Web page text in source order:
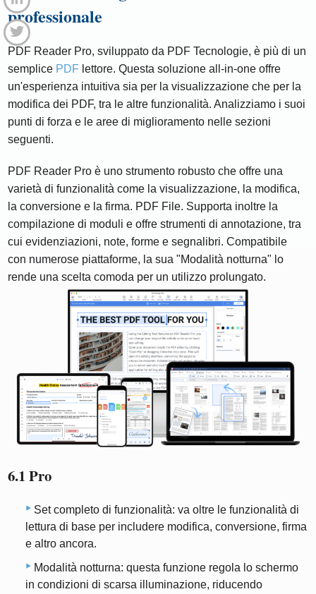
professionale
PDF Reader Pro, sviluppato da PDF Tecnologie, è più di un
semplice PDF lettore. Questa soluzione all-in-one offre
un'esperienza intuitiva sia per la visualizzazione che per la
modifica dei PDF, tra le altre funzionalità. Analizziamo i suoi
punti di forza e le aree di miglioramento nelle sezioni
seguenti.
PDF Reader Pro è uno strumento robusto che offre una
varietà di funzionalità come la visualizzazione, la modifica,
la conversione e la firma. PDF File. Supporta inoltre la
compilazione di moduli e offre strumenti di annotazione, tra
cui evidenziazioni, note, forme e segnalibri. Compatibile
con numerose piattaforme, la sua "Modalità notturna" lo
rende una scelta comoda per un utilizzo prolungato.
6.1 Pro
Set completo di funzionalità: va oltre le funzionalità di
lettura di base per includere modifica, conversione, firma
e altro ancora.
Modalità notturna: questa funzione regola lo schermo
in condizioni di scarsa illuminazione, riducendo